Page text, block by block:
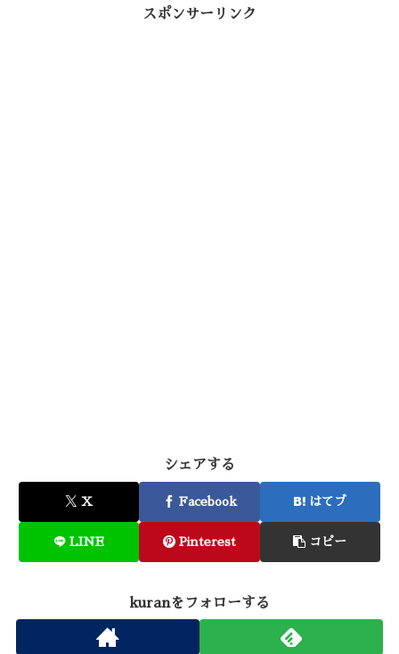
a t
スポンサーリンク
シェアする
X Facebook はてブ
LINE Pinterest コピー
kuranをフォローする